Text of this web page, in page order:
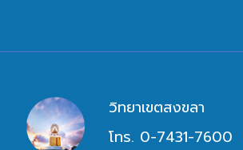
วิทยาเขตสงขลา
โทร. 0-7431-7600